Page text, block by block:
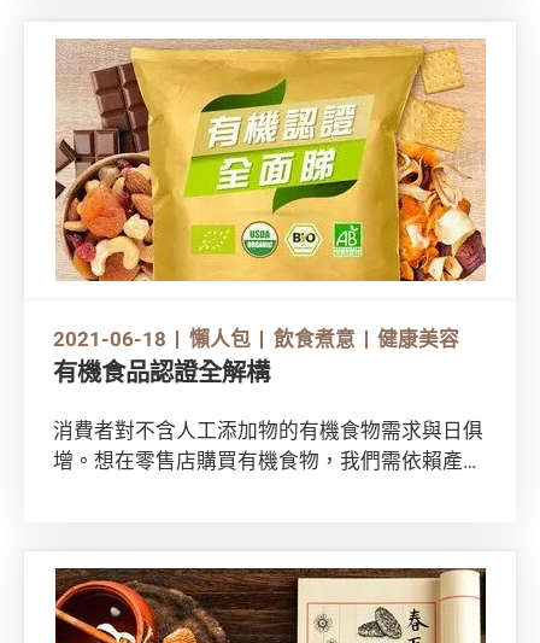
面解構！
https://www.youtube.com/watch?v=-L-
KKTAxl5I
2021-06-18 懶人包 飲食煮意 健康美容
有機食品認證全解構
消費者對不含人工添加物的有機食物需求與日俱
增。想在零售店購買有機食物，我們需依賴產品